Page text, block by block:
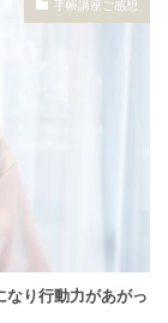
手帳講座ご感想
なり行動力があがっ